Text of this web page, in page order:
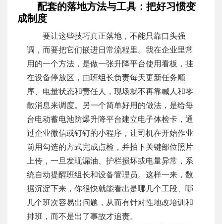
配套的落地方法与工具：把好习惯变
成制度
要让这些技巧真正落地，不能只靠口头强
调，而要把它们嵌进日常流程里。我在企业里常
用的一个方法，是做一张升降平台使用看板，挂
在设备停放区，由班组长负责每天更新任务顺
序、电量状态和责任人，现场就不再靠喊人和零
散消息来调度。另一个简单好用的做法，是给每
台电动蓄电池防爆升降平台建立电子体检卡，通
过企业微信或钉钉的小程序，让司机在开始作业
前用勾选的方式完成点检，并拍下关键部位照片
上传，一旦发现漏油、护栏损坏或电量异常，系
统自动提醒班组长和设备管理员。这样一来，数
据沉淀下来，你很快就能看出是哪几个工段、哪
几个班次容易出问题，从而有针对性地改培训和
排班，而不是出了事故才追责。